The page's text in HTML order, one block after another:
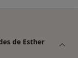
de Esther